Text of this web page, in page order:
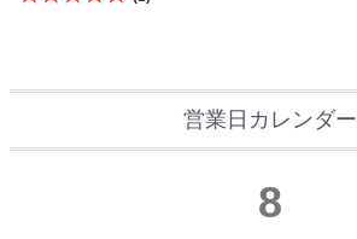
営業日カレンダー
8